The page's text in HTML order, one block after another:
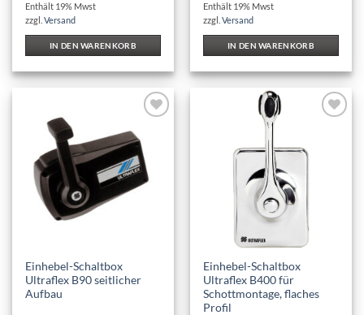
Enthält 19% Mwst
zzgl.Versand
IN DEN WARENKORB
Enthält 19% Mwst
zzgl.Versand
IN DEN WARENKORB
Wunschliste
Einhebel-Schaltbox
Ultraflex B90 seitlicher
Aufbau
Einhebel-Schaltbox
Ultraflex B400 für
Schottmontage, flaches
Profil